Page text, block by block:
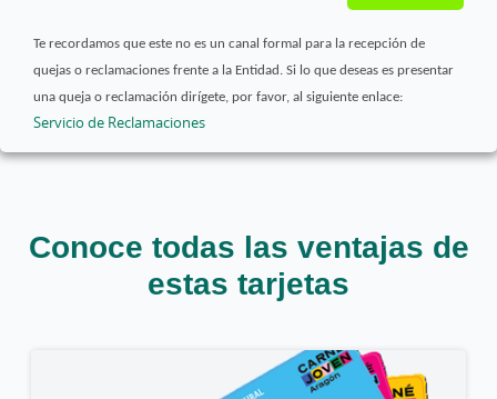
Te recordamos que este no es un canal formal para la recepción de
quejas o reclamaciones frente a la Entidad. Si lo que deseas es presentar
una queja o reclamación dirígete, por favor, al siguiente enlace:
Servicio de Reclamaciones
Conoce todas las ventajas de
estas tarjetas